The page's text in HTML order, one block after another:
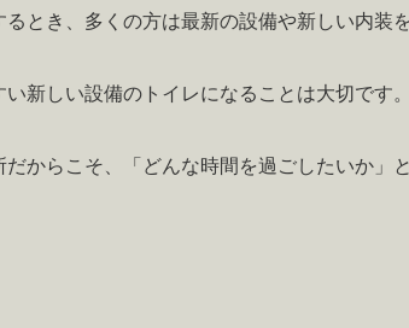
とき、多くの方は最新の設備や新しい内装
新しい設備のトイレになることは大切です。
からこそ、「どんな時間を過ごしたいか」